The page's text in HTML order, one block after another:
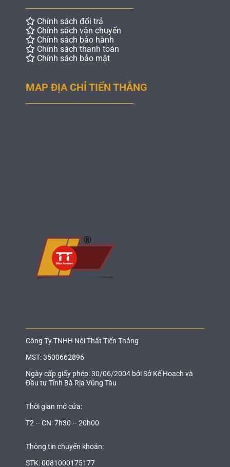
Chính sách đổi trả
Chính sách vận chuyển
Chính sách bảo hành
Chính sách thanh toán
Chính sách bảo mật
MAP ĐỊA CHỈ TIẾN THẮNG
Công Ty TNHH Nội Thất Tiến Thắng
MST: 3500662896
Ngày cấp giấy phép: 30/06/2004 bởi Sở Kế Hoạch và
Đầu tư Tỉnh Bà Rịa Vũng Tàu
Thời gian mở cửa:
T2 – CN: 7h30 – 20h00
Thông tin chuyển khoản:
STK: 0081000175177